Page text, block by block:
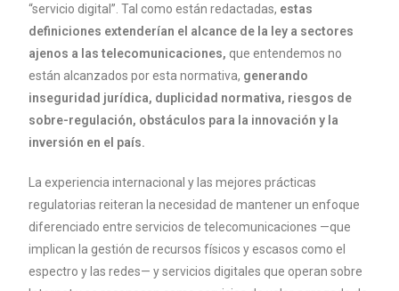
“servicio digital”. Tal como están redactadas, estas
definiciones extenderían el alcance de la ley a sectores
ajenos a las telecomunicaciones, que entendemos no
están alcanzados por esta normativa, generando
inseguridad jurídica, duplicidad normativa, riesgos de
sobre-regulación, obstáculos para la innovación y la
inversión en el país.
La experiencia internacional y las mejores prácticas
regulatorias reiteran la necesidad de mantener un enfoque
diferenciado entre servicios de telecomunicaciones —que
implican la gestión de recursos físicos y escasos como el
espectro y las redes— y servicios digitales que operan sobre